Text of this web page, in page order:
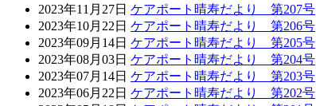
2023年11月27日 ケアポート晴寿だより 第207号
2023年10月22日 ケアポート晴寿だより 第206号
2023年09月14日 ケアポート晴寿だより 第205号
2023年08月03日 ケアポート晴寿だより 第204号
2023年07月14日 ケアポート晴寿だより 第203号
2023年06月22日 ケアポート晴寿だより 第202号